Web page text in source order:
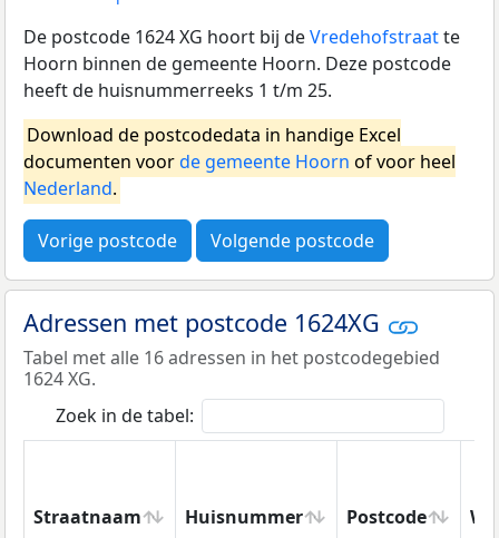
De postcode 1624 XG hoort bij deVredehofstraatte
Hoorn binnen de gemeente Hoorn. Deze postcode
heeft de huisnummerreeks 1 t/m 25.
Download de postcodedata in handige Excel
documenten voorde gemeente Hoorn of voor heel
Nederland.
Vorige postcode Volgende postcode
Adressen met postcode 1624XG
Tabel met alle 16 adressen in het postcodegebied
1624 XG.
Zoek in de tabel:
Straatnaam Huisnummer Postcode